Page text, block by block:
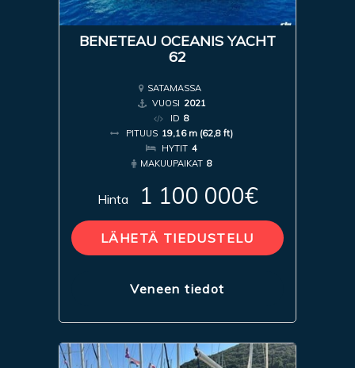
BENETEAU OCEANIS YACHT
62
SATAMASSA
VUOSI 2021
ID 8
PITUUS 19,16 m (62,8 ft)
HYTIT 4
MAKUUPAIKAT 8
Hinta 1 100 000€
LÄHETÄ TIEDUSTELU
Veneen tiedot